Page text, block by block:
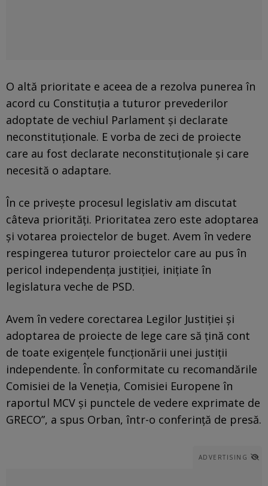
O altă prioritate e aceea de a rezolva punerea în
acord cu Constituția a tuturor prevederilor
adoptate de vechiul Parlament și declarate
neconstituționale. E vorba de zeci de proiecte
care au fost declarate neconstituționale și care
necesită o adaptare.
În ce privește procesul legislativ am discutat
câteva priorități. Prioritatea zero este adoptarea
și votarea proiectelor de buget. Avem în vedere
respingerea tuturor proiectelor care au pus în
pericol independența justiției, inițiate în
legislatura veche de PSD.
Avem în vedere corectarea Legilor Justiției și
adoptarea de proiecte de lege care să țină cont
de toate exigențele funcționării unei justiții
independente. În conformitate cu recomandările
Comisiei de la Veneția, Comisiei Europene în
raportul MCV și punctele de vedere exprimate de
GRECO”, a spus Orban, într-o conferință de presă.
ADVERTISING